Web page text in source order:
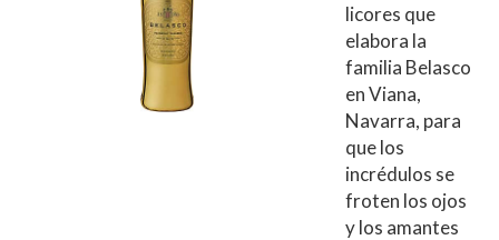
licores que
elabora la
familia Belasco
en Viana,
Navarra, para
que los
incrédulos se
froten los ojos
y los amantes